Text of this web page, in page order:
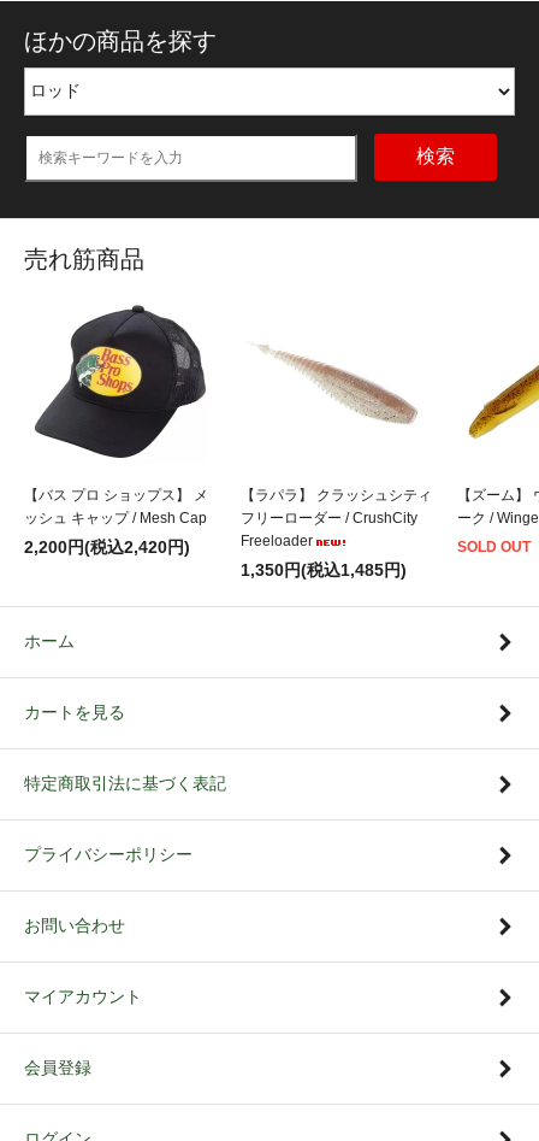
ほかの商品を探す
検索
売れ筋商品
【バス プロ ショップス】 メ
ッシュ キャップ / Mesh Cap
2,200円(税込2,420円)
【ラパラ】 クラッシュシティ
フリーローダー / CrushCity
Freeloader
1,350円(税込1,485円)
【ズーム】
ーク /
SOLD OUT
ホーム
カートを見る
特定商取引法に基づく表記
プライバシーポリシー
お問い合わせ
マイアカウント
会員登録